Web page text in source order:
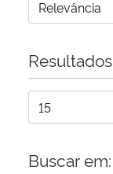
Buscar em: